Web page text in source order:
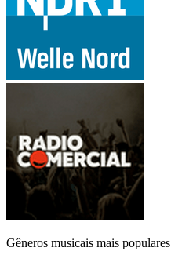
Gêneros musicais mais populares